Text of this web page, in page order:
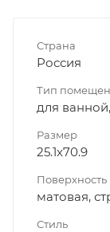
Страна
Россия
Тип
для
Размер
25.1x70.9
Поверхность
матовая,
Стиль